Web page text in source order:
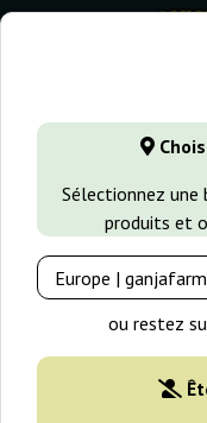
⭐ -40%
Sélectionnez une
produits et
ou restez
GanjaFarmer.fr
Anubis